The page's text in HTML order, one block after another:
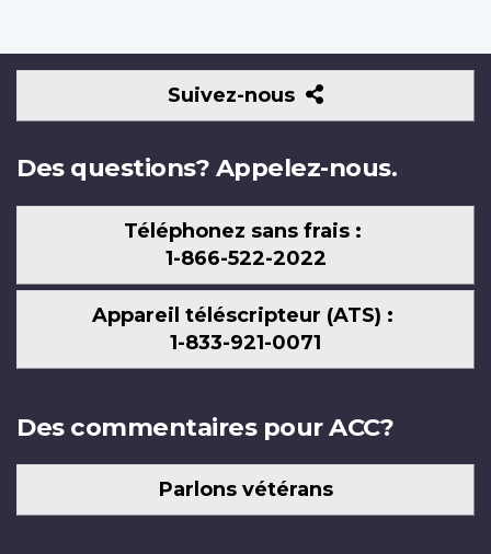
Suivez-nous
Suivez-
nous
Des questions? Appelez-nous.
Téléphonez sans frais :
1-866-522-2022
Appareil téléscripteur (ATS) :
1-833-921-0071
Des commentaires pour ACC?
Parlons vétérans